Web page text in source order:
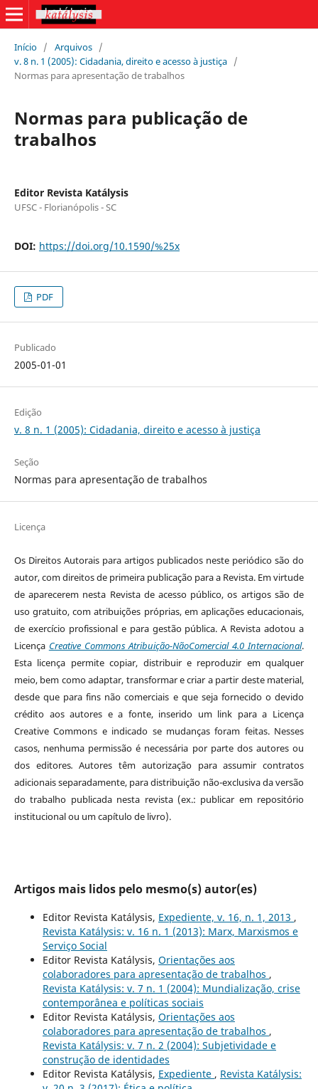
Início / Arquivos /
v. 8 n. 1 (2005): Cidadania, direito e acesso à justiça /
Normas para apresentação de trabalhos
Normas para publicação de
trabalhos
Editor Revista Katálysis
UFSC - Florianópolis - SC
DOI: https://doi.org/10.1590/%25x
PDF
Publicado
2005-01-01
Edição
v. 8 n. 1 (2005): Cidadania, direito e acesso à justiça
Seção
Normas para apresentação de trabalhos
Licença
Os Direitos Autorais para artigos publicados neste periódico são do
autor, com direitos de primeira publicação para a Revista. Em virtude
de aparecerem nesta Revista de acesso público, os artigos são de
uso gratuito, com atribuições próprias, em aplicações educacionais,
de exercício profissional e para gestão pública. A Revista adotou a
Licença Creative Commons Atribuição-NãoComercial 4.0 Internacional.
Esta licença permite copiar, distribuir e reproduzir em qualquer
meio, bem como adaptar, transformar e criar a partir deste material,
desde que para fins não comerciais e que seja fornecido o devido
crédito aos autores e a fonte, inserido um link para a Licença
Creative Commons e indicado se mudanças foram feitas. Nesses
casos, nenhuma permissão é necessária por parte dos autores ou
dos editores.Autores têm autorização para assumir contratos
adicionais separadamente, para distribuição não-exclusiva da versão
do trabalho publicada nesta revista (ex.: publicar em repositório
institucional ou um capítulo de livro).
Artigos mais lidos pelo mesmo(s) autor(es)
Editor Revista Katálysis, Expediente, v. 16, n. 1, 2013 ,
Revista Katálysis: v. 16 n. 1 (2013): Marx, Marxismos e
Serviço Social
Editor Revista Katálysis, Orientações aos
colaboradores para apresentação de trabalhos ,
Revista Katálysis: v. 7 n. 1 (2004): Mundialização, crise
contemporânea e políticas sociais
Editor Revista Katálysis, Orientações aos
colaboradores para apresentação de trabalhos ,
Revista Katálysis: v. 7 n. 2 (2004): Subjetividade e
construção de identidades
Editor Revista Katálysis, Expediente , Revista Katálysis: